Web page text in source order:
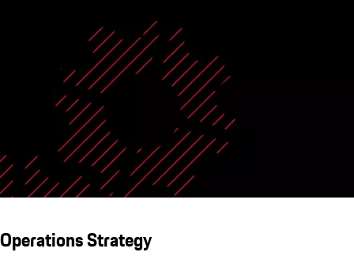
Operations Strategy